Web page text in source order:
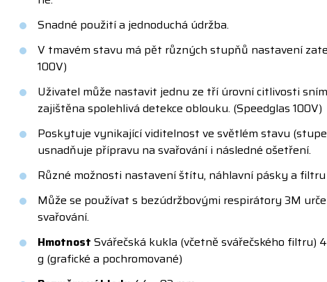
Snadné použití a jednoduchá údržba.
V tmavém stavu má pět různých stupňů nastavení
100V)
Uživatel může nastavit jednu ze tří úrovní citlivosti
zajištěna spolehlivá detekce oblouku. (Speedglas 100V)
Poskytuje vynikající viditelnost ve světlém stavu
usnadňuje přípravu na svařování i následné ošetření.
Různé možnosti nastavení štítu, náhlavní pásky a
Může se používat s bezúdržbovými respirátory 3M
svařování.
Hmotnost Svářečská kukla (včetně svářečského filtru)
g (grafické a pochromované)